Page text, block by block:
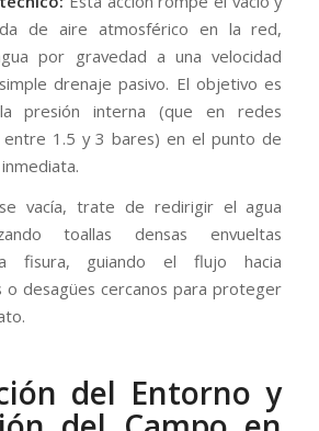
de aire atmosférico en la red,
por gravedad a una velocidad
drenaje pasivo. El objetivo es
presión interna (que en redes
entre 1.5 y 3 bares) en el punto de
vacía, trate de redirigir el agua
toallas densas envueltas
fisura, guiando el flujo hacia
o desagües cercanos para proteger
del Entorno y